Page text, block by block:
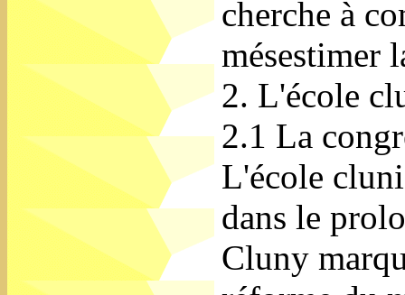
cherche à
mésestimer
2. L'école
2.1 La
L'école
dans le
Cluny